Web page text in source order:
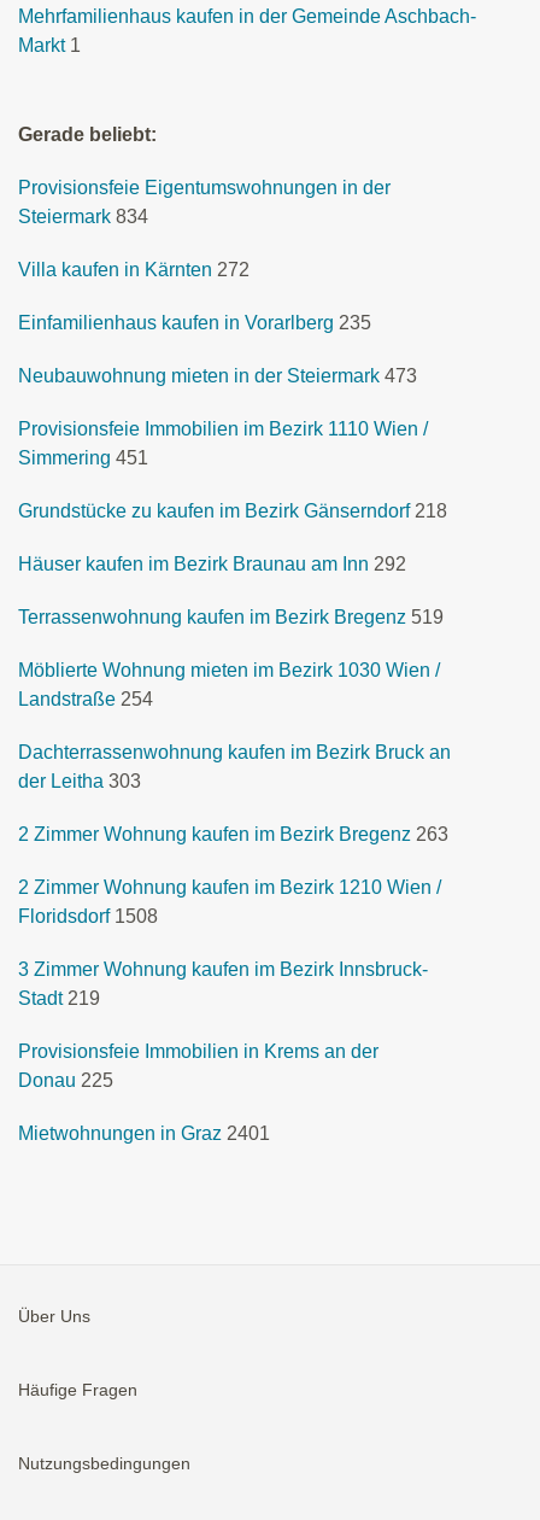
Mehrfamilienhaus kaufen in der Gemeinde Aschbach-
Markt 1
Gerade beliebt:
Provisionsfeie Eigentumswohnungen in der
Steiermark 834
Villa kaufen in Kärnten 272
Einfamilienhaus kaufen in Vorarlberg 235
Neubauwohnung mieten in der Steiermark 473
Provisionsfeie Immobilien im Bezirk 1110 Wien /
Simmering 451
Grundstücke zu kaufen im Bezirk Gänserndorf 218
Häuser kaufen im Bezirk Braunau am Inn 292
Terrassenwohnung kaufen im Bezirk Bregenz 519
Möblierte Wohnung mieten im Bezirk 1030 Wien /
Landstraße 254
Dachterrassenwohnung kaufen im Bezirk Bruck an
der Leitha 303
2 Zimmer Wohnung kaufen im Bezirk Bregenz 263
2 Zimmer Wohnung kaufen im Bezirk 1210 Wien /
Floridsdorf 1508
3 Zimmer Wohnung kaufen im Bezirk Innsbruck-
Stadt 219
Provisionsfeie Immobilien in Krems an der
Donau 225
Mietwohnungen in Graz 2401
Über Uns
Häufige Fragen
Nutzungsbedingungen